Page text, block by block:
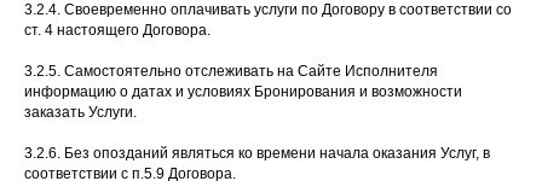
3.2.4. Своевременно оплачивать услуги по Договору в соответствии со
ст. 4 настоящего Договора.
3.2.5. Самостоятельно отслеживать на Сайте Исполнителя
информацию о датах и условиях Бронирования и возможности
заказать Услуги.
3.2.6. Без опозданий являться ко времени начала оказания Услуг, в
соответствии с п.5.9 Договора.